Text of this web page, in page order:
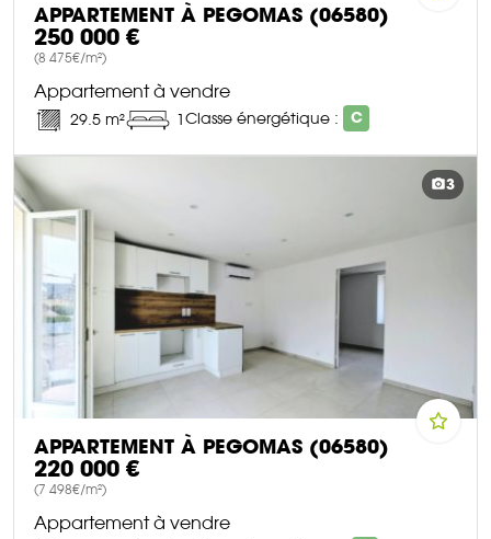
APPARTEMENT À PEGOMAS (06580)
250 000 €
(8 475€/m²)
Appartement à vendre
29.5 m² 1Classe énergétique : C
3
APPARTEMENT À PEGOMAS (06580)
220 000 €
(7 498€/m²)
Appartement à vendre